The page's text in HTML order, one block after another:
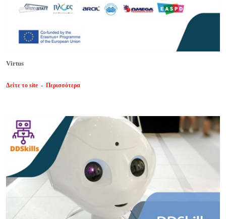
Virtus
Δείτε το site - Περισσότερα